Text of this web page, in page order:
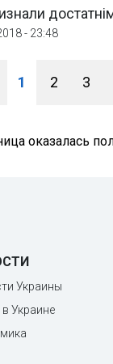
- 23:48
1 2 3
оказалась
Украины
Украине